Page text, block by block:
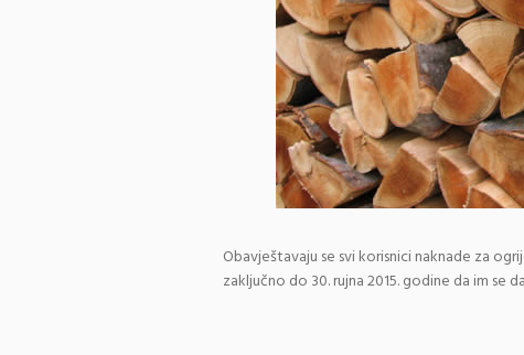
Obavještavaju se svi korisnici naknade za
zaključno do 30. rujna 2015. godine da im se